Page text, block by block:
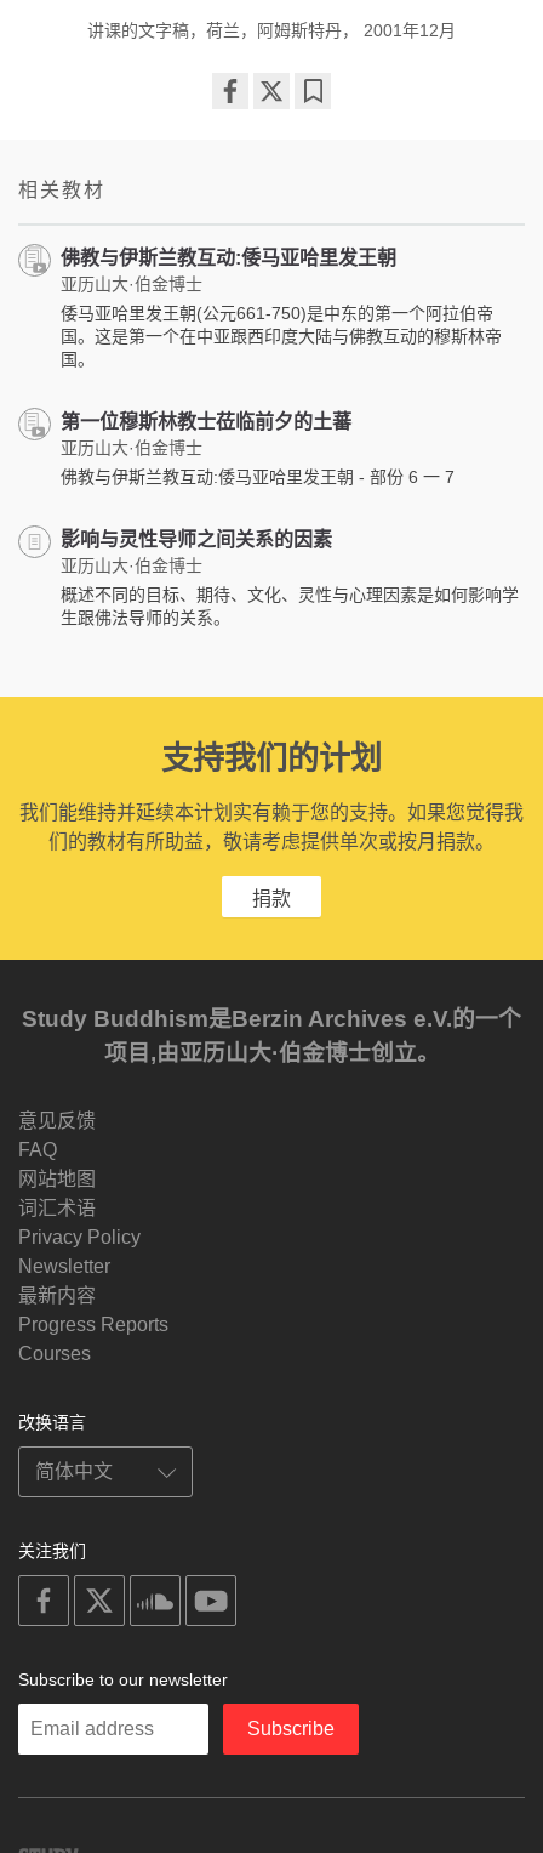
讲课的文字稿，荷兰，阿姆斯特丹， 2001年12月
相关教材
佛教与伊斯兰教互动:倭马亚哈里发王朝
亚历山大·伯金博士
倭马亚哈里发王朝(公元661-750)是中东的第一个阿拉伯帝
国。这是第一个在中亚跟西印度大陆与佛教互动的穆斯林帝
国。
第一位穆斯林教士莅临前夕的土蕃
亚历山大·伯金博士
佛教与伊斯兰教互动:倭马亚哈里发王朝 - 部份 6 一 7
影响与灵性导师之间关系的因素
亚历山大·伯金博士
概述不同的目标、期待、文化、灵性与心理因素是如何影响学
生跟佛法导师的关系。
支持我们的计划
我们能维持并延续本计划实有赖于您的支持。如果您觉得我
们的教材有所助益，敬请考虑提供单次或按月捐款。
捐款
Study Buddhism是Berzin Archives e.V.的一个
项目,由亚历山大·伯金博士创立。
意见反馈
FAQ
网站地图
词汇术语
Privacy Policy
Newsletter
最新内容
Progress Reports
Courses
改换语言
关注我们
on
facebook
soundcloud
Subscribe to our newsletter
Enter
Subscribe